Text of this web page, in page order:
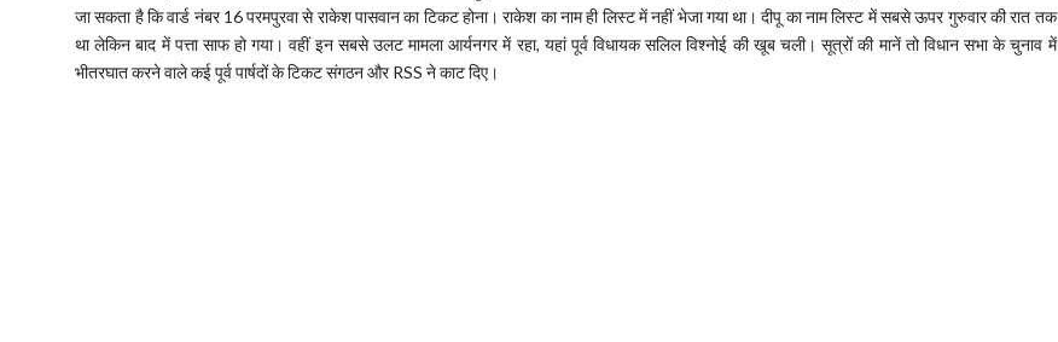
जा सकता है कि वार्ड नंबर 16 परमपुरवा से राकेश पासवान का टिकट होना। राकेश का नाम ही लिस्ट में नहीं भेजा गया था। दीपू का नाम लिस्ट में सबसे ऊपर गुरुवार की रात तक
था लेकिन बाद में पत्ता साफ हो गया। वहीं इन सबसे उलट मामला आर्यनगर में रहा, यहां पूर्व विधायक सलिल विश्नोई की खूब चली। सूत्रों की मानें तो विधान सभा के चुनाव में
भीतरघात करने वाले कई पूर्व पार्षदों के टिकट संगठन और RSS ने काट दिए।